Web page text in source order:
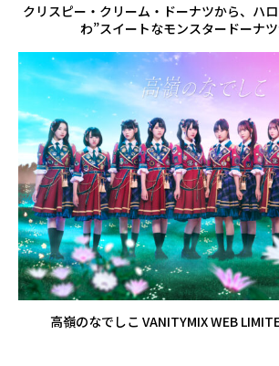
クリスピー・クリーム・ドーナツから、ハ
わ”スイートなモンスタードーナツ
高嶺のなでしこ VANITYMIX WEB